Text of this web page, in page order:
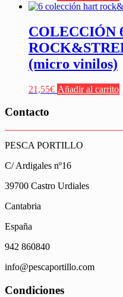
COLECCIÓN
(micro vinilos)
21,55€ Añadir al carrito
Contacto
PESCA PORTILLO
C/ Ardigales nº16
39700 Castro Urdiales
Cantabria
España
942 860840
info@pescaportillo.com
Condiciones